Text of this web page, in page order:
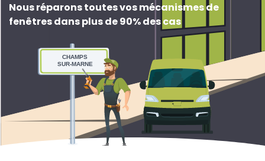
Nous réparons toutes vos mécanismes de
fenêtres dans plus de 90% des cas
CHAMPS
SUR-MARNE